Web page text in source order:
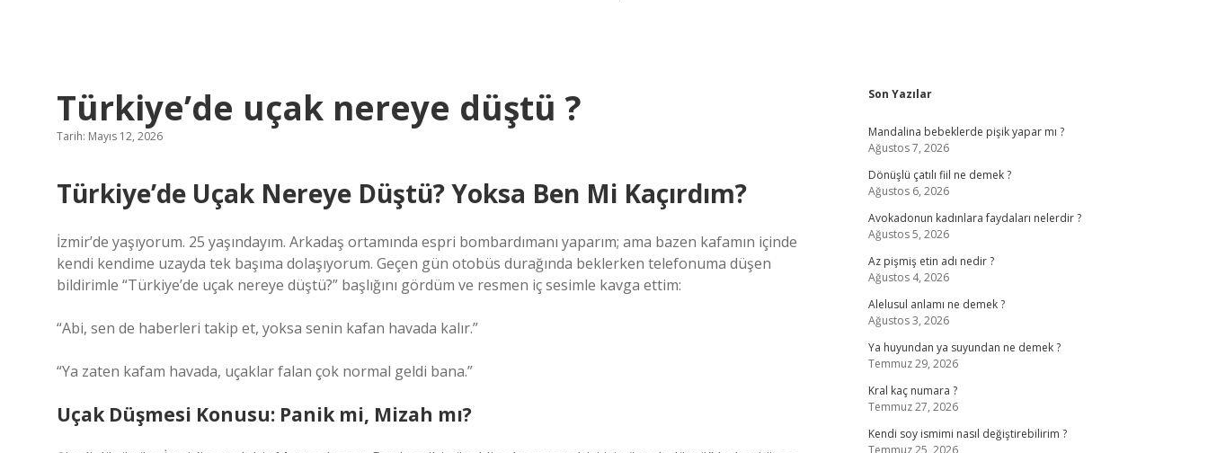
Türkiye’de uçak nereye düştü ?
Tarih: Mayıs 12, 2026
Türkiye’de Uçak Nereye Düştü? Yoksa Ben Mi Kaçırdım?
İzmir’de yaşıyorum. 25 yaşındayım. Arkadaş ortamında espri bombardımanı yaparım; ama bazen kafamın içinde
kendi kendime uzayda tek başıma dolaşıyorum. Geçen gün otobüs durağında beklerken telefonuma düşen
bildirimle “Türkiye’de uçak nereye düştü?” başlığını gördüm ve resmen iç sesimle kavga ettim:
“Abi, sen de haberleri takip et, yoksa senin kafan havada kalır.”
“Ya zaten kafam havada, uçaklar falan çok normal geldi bana.”
Uçak Düşmesi Konusu: Panik mi, Mizah mı?
Sidebar
Son Yazılar
Mandalina bebeklerde pişik yapar mı ?
Ağustos 7, 2026
Dönüşlü çatılı fiil ne demek ?
Ağustos 6, 2026
Avokadonun kadınlara faydaları nelerdir ?
Ağustos 5, 2026
Az pişmiş etin adı nedir ?
Ağustos 4, 2026
Alelusul anlamı ne demek ?
Ağustos 3, 2026
Ya huyundan ya suyundan ne demek ?
Temmuz 29, 2026
Kral kaç numara ?
Temmuz 27, 2026
Kendi soy ismimi nasıl değiştirebilirim ?
Temmuz 25, 2026